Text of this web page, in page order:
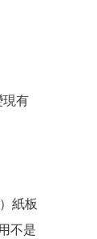
有
紙板
不是